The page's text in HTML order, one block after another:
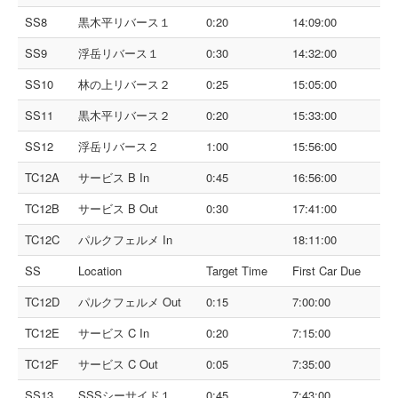
SS8
黒木平リバース１ 0:20
14:09:00
SS9
浮岳リバース１ 0:30
14:32:00
SS10
林の上リバース２ 0:25
15:05:00
SS11
黒木平リバース２ 0:20
15:33:00
SS12
浮岳リバース２ 1:00
15:56:00
TC12A
サービス B In 0:45
16:56:00
TC12B
サービス B Out 0:30
17:41:00
TC12C
パルクフェルメ In
18:11:00
SS
Location Target Time
First Car Due
TC12D
パルクフェルメ Out 0:15
7:00:00
TC12E
サービス C In 0:20
7:15:00
TC12F
サービス C Out 0:05
7:35:00